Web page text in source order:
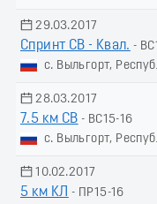
29.03.2017
Спринт СВ - Квал. -
с. Выльгорт,
28.03.2017
7.5 км СВ - ВС15-16
с. Выльгорт,
10.02.2017
5 км КЛ
- ПР15-16